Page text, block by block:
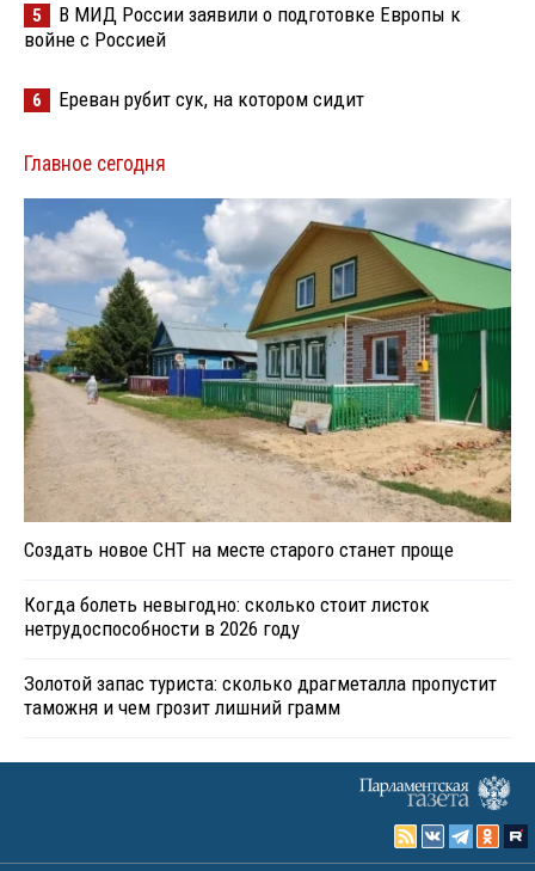
5
В МИД России заявили о подготовке Европы к
войне с Россией
6 Ереван рубит сук, на котором сидит
Главное сегодня
Создать новое СНТ на месте старого станет проще
Когда болеть невыгодно: сколько стоит листок
нетрудоспособности в 2026 году
Золотой запас туриста: сколько драгметалла пропустит
таможня и чем грозит лишний грамм